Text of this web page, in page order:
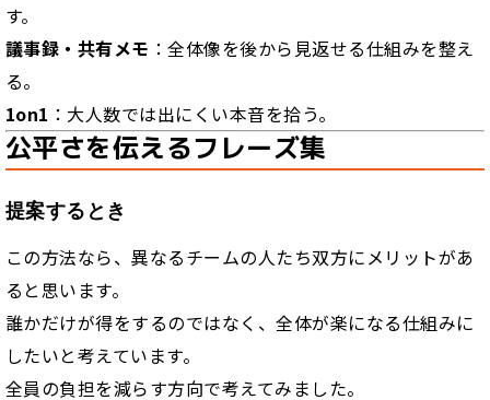
す。
議事録・共有メモ ：全体像を後から見返せる仕組みを整え
る。
1on1 ：大人数では出にくい本音を拾う。
公平さを伝えるフレーズ集
提案するとき
この方法なら、異なるチームの人たち双方にメリットがあ
ると思います。
誰かだけが得をするのではなく、全体が楽になる仕組みに
したいと考えています。
全員の負担を減らす方向で考えてみました。